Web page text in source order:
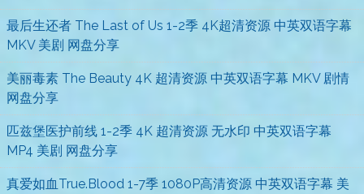
最后生还者 The Last of Us 1-2季 4K超清资源 中英双语字幕
MKV 美剧 网盘分享
美丽毒素 The Beauty 4K 超清资源 中英双语字幕 MKV 剧情
网盘分享
匹兹堡医护前线 1-2季 4K 超清资源 无水印 中英双语字幕
MP4 美剧 网盘分享
真爱如血True.Blood 1-7季 1080P高清资源 中英双语字幕 美